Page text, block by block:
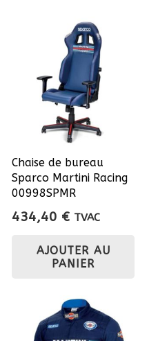
page
Chaise de bureau
Sparco Martini Racing
00998SPMR
434,40 € TVAC
AJOUTER AU
PANIER